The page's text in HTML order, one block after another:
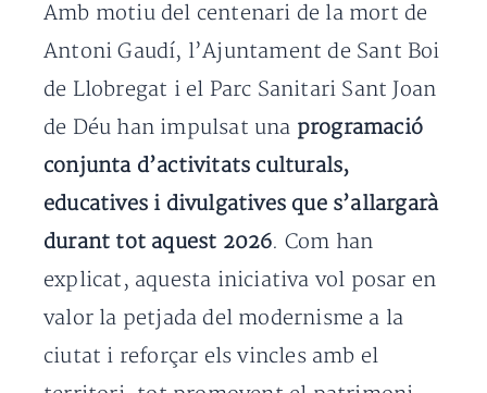
Amb motiu del centenari de la mort de
Antoni Gaudí, l’Ajuntament de Sant Boi
de Llobregat i el Parc Sanitari Sant Joan
de Déu han impulsat una programació
conjunta d’activitats culturals,
educatives i divulgatives que s’allargarà
durant tot aquest 2026. Com han
explicat, aquesta iniciativa vol posar en
valor la petjada del modernisme a la
ciutat i reforçar els vincles amb el